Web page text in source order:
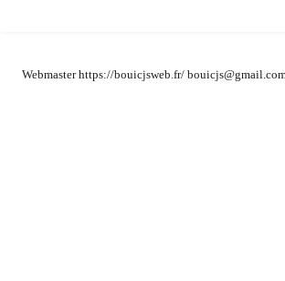
Webmaster https://bouicjsweb.fr/